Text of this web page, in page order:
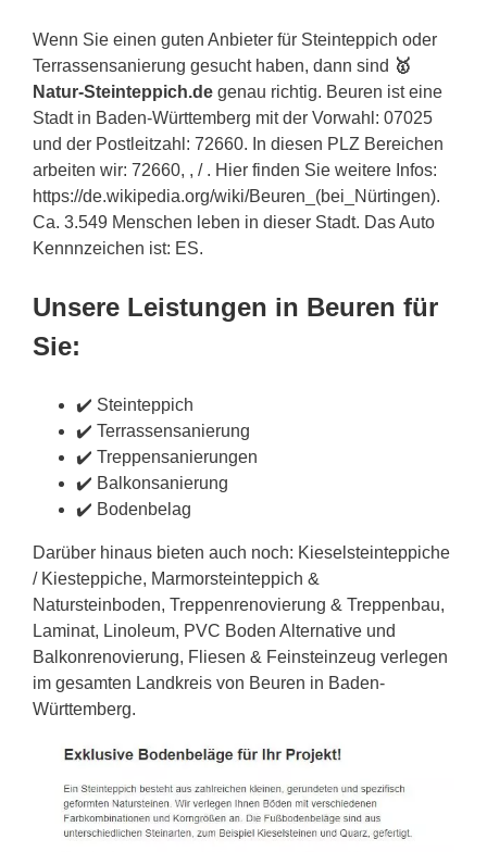
Wenn Sie einen guten Anbieter für Steinteppich oder
Terrassensanierung gesucht haben, dann sind 🥇
Natur-Steinteppich.de genau richtig. Beuren ist eine
Stadt in Baden-Württemberg mit der Vorwahl: 07025
und der Postleitzahl: 72660. In diesen PLZ Bereichen
arbeiten wir: 72660, , / . Hier finden Sie weitere Infos:
https://de.wikipedia.org/wiki/Beuren_(bei_Nürtingen).
Ca. 3.549 Menschen leben in dieser Stadt. Das Auto
Kennnzeichen ist: ES.
Unsere Leistungen in Beuren für
Sie:
✔️ Steinteppich
✔️ Terrassensanierung
✔️ Treppensanierungen
✔️ Balkonsanierung
✔️ Bodenbelag
Darüber hinaus bieten auch noch: Kieselsteinteppiche
/ Kiesteppiche, Marmorsteinteppich &
Natursteinboden, Treppenrenovierung & Treppenbau,
Laminat, Linoleum, PVC Boden Alternative und
Balkonrenovierung, Fliesen & Feinsteinzeug verlegen
im gesamten Landkreis von Beuren in Baden-
Württemberg.